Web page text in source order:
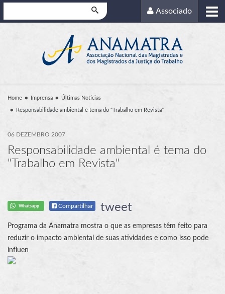
Associado
Home Imprensa Últimas Notícias
Responsabilidade ambiental é tema do "Trabalho em Revista"
06 DEZEMBRO 2007
Responsabilidade ambiental é tema do
"Trabalho em Revista"
Whatsapp Compartilhar tweet
Programa da Anamatra mostra o que as empresas têm feito para
reduzir o impacto ambiental de suas atividades e como isso pode
influen